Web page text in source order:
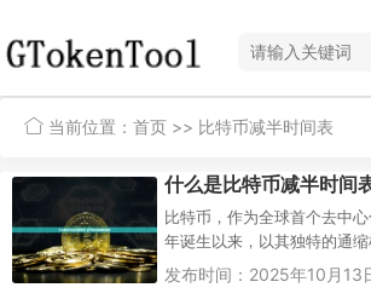
当前位置： 首页 >> 比特币减半时间表
比特币，作为全球首个去中
年诞生以来，以其独特的通
吸引了全球投资者的目光。其
发布时间：2025年10月13